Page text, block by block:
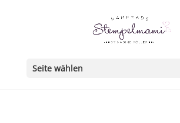
Seite wählen